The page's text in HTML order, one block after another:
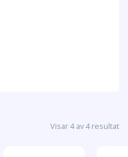
Visar 4 av 4 resultat